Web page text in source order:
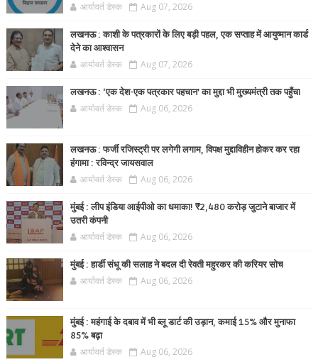
आर्यावर्त डेस्क Aug 07, 2026
लखनऊ : काशी के पत्रकारों के लिए बड़ी पहल, एक सप्ताह में आयुष्मान कार्ड
देने का आश्वासन
आर्यावर्त डेस्क Aug 07, 2026
लखनऊ : ‘एक देश-एक पत्रकार पहचान’ का मुद्दा भी मुख्यमंत्री तक पहुँचा
आर्यावर्त डेस्क Aug 06, 2026
लखनऊ : फर्जी रजिस्ट्री पर लगेगी लगाम, विपक्ष मुद्दाविहीन होकर कर रहा
हंगामा : रविन्द्र जायसवाल
आर्यावर्त डेस्क Aug 06, 2026
मुंबई : लीप इंडिया आईपीओ का धमाका! ₹2,480 करोड़ जुटाने बाजार में
उतरी कंपनी
आर्यावर्त डेस्क Aug 06, 2026
मुंबई : हार्डी संधू की सलाह ने बदल दी रेवती महुरकर की करियर सोच
आर्यावर्त डेस्क Aug 06, 2026
मुंबई : महंगाई के दबाव में भी ब्लू डार्ट की उड़ान, कमाई 15% और मुनाफा
85% बढ़ा
आर्यावर्त डेस्क Aug 06, 2026